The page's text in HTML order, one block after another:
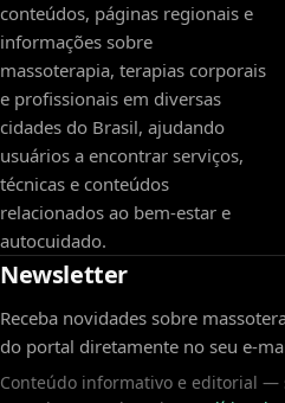
conteúdos, páginas regionais e
informações sobre
massoterapia, terapias corporais
e profissionais em diversas
cidades do Brasil, ajudando
usuários a encontrar serviços,
técnicas e conteúdos
relacionados ao bem-estar e
autocuidado.
Newsletter
Receba novidades sobre
do portal diretamente no seu e-
Conteúdo informativo e editorial —